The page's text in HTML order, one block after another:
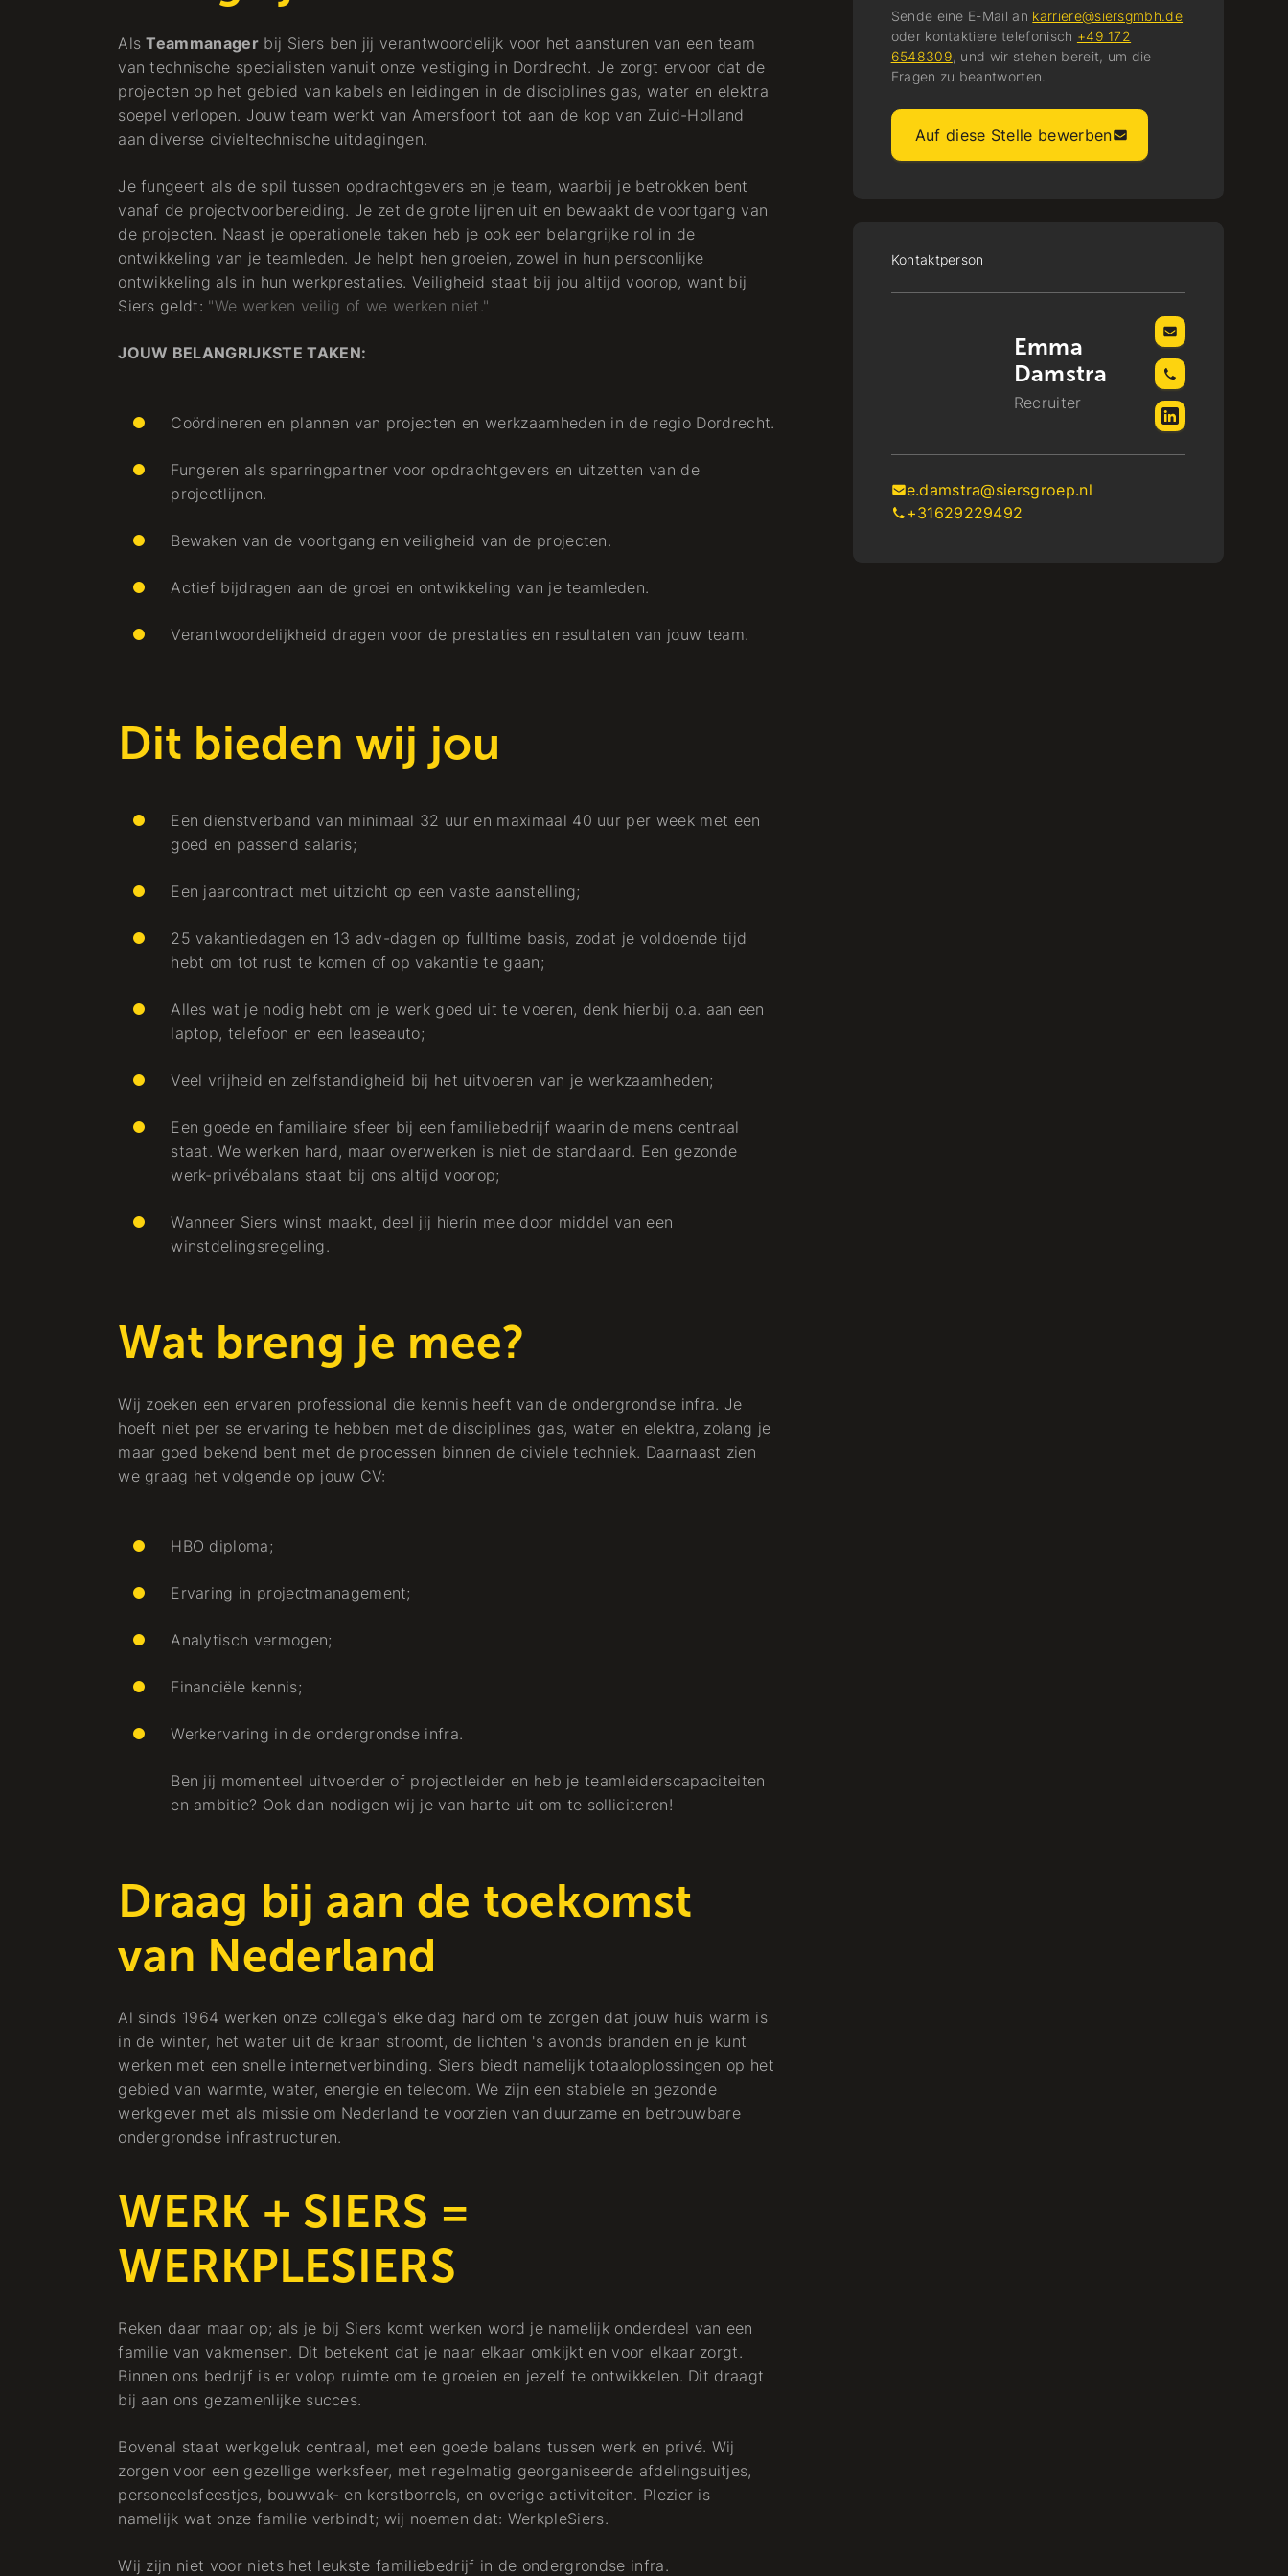
AlsTeammanager bij Siers ben jij verantwoordelijk voor het aansturen van een team
van technische specialisten vanuit onze vestiging in Dordrecht. Je zorgt ervoor dat de
projecten op het gebied van kabels en leidingen in de disciplines gas, water en elektra
soepel verlopen. Jouw team werkt van Amersfoort tot aan de kop van Zuid-Holland
aan diverse civieltechnische uitdagingen.
Je fungeert als de spil tussen opdrachtgevers en je team, waarbij je betrokken bent
vanaf de projectvoorbereiding. Je zet de grote lijnen uit en bewaakt de voortgang van
de projecten. Naast je operationele taken heb je ook een belangrijke rol in de
ontwikkeling van je teamleden. Je helpt hen groeien, zowel in hun persoonlijke
ontwikkeling als in hun werkprestaties. Veiligheid staat bij jou altijd voorop, want bij
Siers geldt: "We werken veilig of we werken niet."
JOUW BELANGRIJKSTE TAKEN:
Coördineren en plannen van projecten en werkzaamheden in de regio Dordrecht.
Fungeren als sparringpartner voor opdrachtgevers en uitzetten van de
projectlijnen.
Bewaken van de voortgang en veiligheid van de projecten.
Actief bijdragen aan de groei en ontwikkeling van je teamleden.
Verantwoordelijkheid dragen voor de prestaties en resultaten van jouw team.
Dit bieden wij jou
Een dienstverband van minimaal 32 uur en maximaal 40 uur per week met een
goed en passend salaris;
Een jaarcontract met uitzicht op een vaste aanstelling;
25 vakantiedagen en 13 adv-dagen op fulltime basis, zodat je voldoende tijd
hebt om tot rust te komen of op vakantie te gaan;
Alles wat je nodig hebt om je werk goed uit te voeren, denk hierbij o.a. aan een
laptop, telefoon en een leaseauto;
Veel vrijheid en zelfstandigheid bij het uitvoeren van je werkzaamheden;
Een goede en familiaire sfeer bij een familiebedrijf waarin de mens centraal
staat. We werken hard, maar overwerken is niet de standaard. Een gezonde
werk-privébalans staat bij ons altijd voorop;
Wanneer Siers winst maakt, deel jij hierin mee door middel van een
winstdelingsregeling.
Wat breng je mee?
Wij zoeken een ervaren professional die kennis heeft van de ondergrondse infra. Je
hoeft niet per se ervaring te hebben met de disciplines gas, water en elektra, zolang je
maar goed bekend bent met de processen binnen de civiele techniek. Daarnaast zien
we graag het volgende op jouw CV:
HBO diploma;
Ervaring in projectmanagement;
Analytisch vermogen;
Financiële kennis;
Werkervaring in de ondergrondse infra.
Ben jij momenteel uitvoerder of projectleider en heb je teamleiderscapaciteiten
en ambitie? Ook dan nodigen wij je van harte uit om te solliciteren!
Draag bij aan de toekomst
van Nederland
Al sinds 1964 werken onze collega's elke dag hard om te zorgen dat jouw huis warm is
in de winter, het water uit de kraan stroomt, de lichten 's avonds branden en je kunt
werken met een snelle internetverbinding. Siers biedt namelijk totaaloplossingen op het
gebied van warmte, water, energie en telecom. We zijn een stabiele en gezonde
werkgever met als missie om Nederland te voorzien van duurzame en betrouwbare
ondergrondse infrastructuren.
WERK + SIERS =
WERKPLESIERS
Reken daar maar op; als je bij Siers komt werken word je namelijk onderdeel van een
familie van vakmensen. Dit betekent dat je naar elkaar omkijkt en voor elkaar zorgt.
Binnen ons bedrijf is er volop ruimte om te groeien en jezelf te ontwikkelen. Dit draagt
bij aan ons gezamenlijke succes.
Bovenal staat werkgeluk centraal, met een goede balans tussen werk en privé. Wij
zorgen voor een gezellige werksfeer, met regelmatig georganiseerde afdelingsuitjes,
personeelsfeestjes, bouwvak- en kerstborrels, en overige activiteiten. Plezier is
namelijk wat onze familie verbindt; wij noemen dat: WerkpleSiers.
Wij zijn niet voor niets het leukste familiebedrijf in de ondergrondse infra.
Sende eine E-Mail an karriere@siersgmbh.de
oder kontaktiere telefonisch +49 172
6548309, und wir stehen bereit, um die
Fragen zu beantworten.
Auf diese Stelle bewerben
Kontaktperson
Emma
Damstra
Recruiter
e.damstra@siersgroep.nl
+31629229492